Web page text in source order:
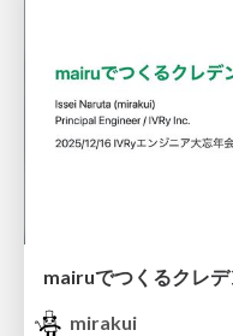
mirakui